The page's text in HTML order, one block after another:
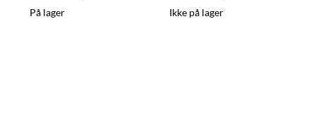
På lager Ikke på lager